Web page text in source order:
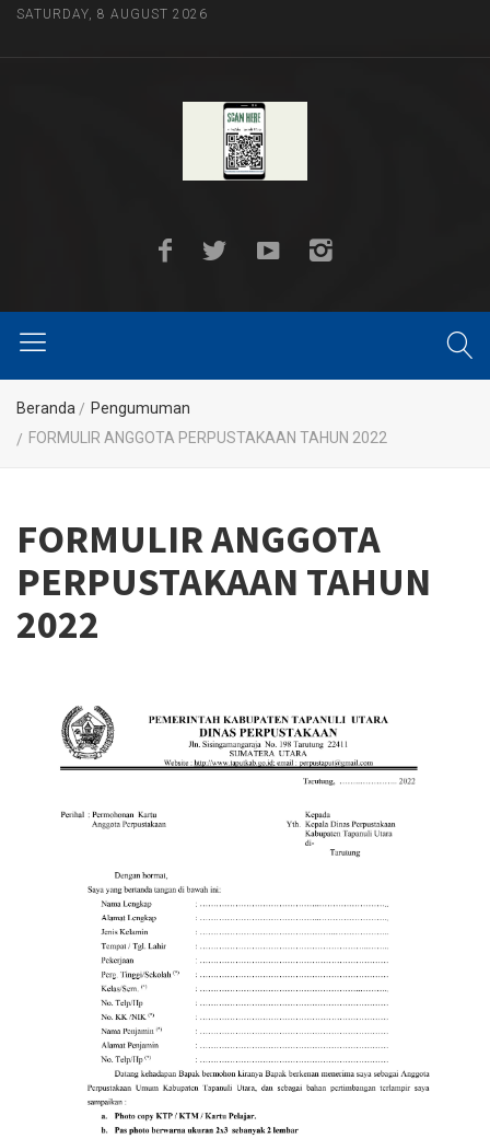
SATURDAY, 8 AUGUST 2026
Beranda
Pengumuman
FORMULIR ANGGOTA PERPUSTAKAAN TAHUN 2022
FORMULIR ANGGOTA
PERPUSTAKAAN TAHUN
2022